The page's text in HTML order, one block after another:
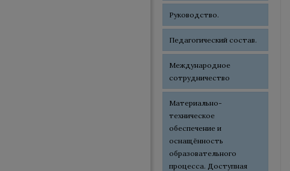
Руководство.
Педагогический состав.
Международное
сотрудничество
Материально-
техническое
обеспечение и
оснащённость
образовательного
процесса. Доступная